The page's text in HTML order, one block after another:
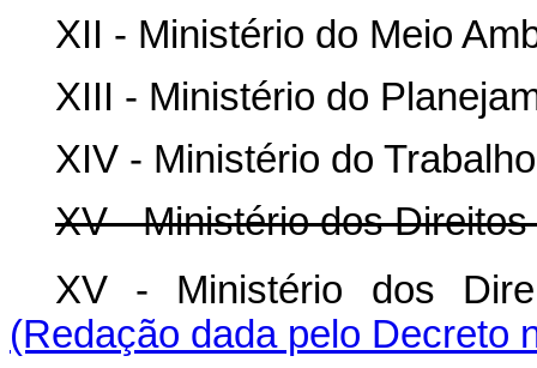
XII - Ministério do Meio
XIII - Ministério do
XIV - Ministério do
XV - Ministério dos
XV - Ministério dos
(Redação dada pelo Decreto